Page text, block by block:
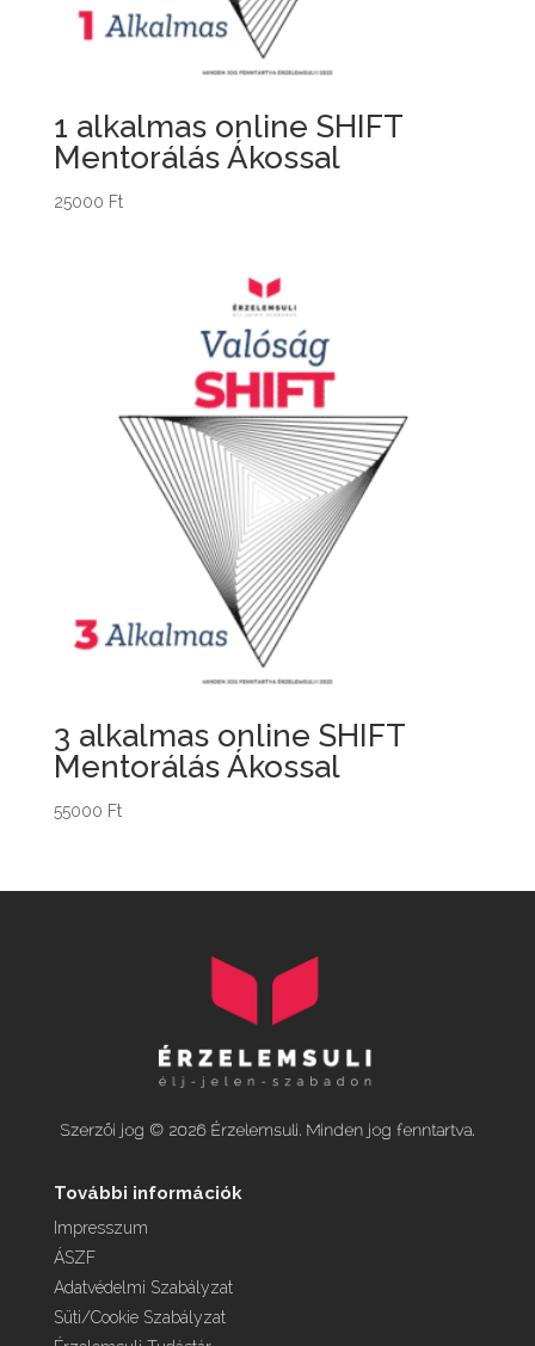
1 alkalmas online SHIFT
Mentorálás Ákossal
25000 Ft
3 alkalmas online SHIFT
Mentorálás Ákossal
55000 Ft
Szerzői jog © 2026 Érzelemsuli. Minden jog fenntartva.
További információk
Impresszum
ÁSZF
Adatvédelmi Szabályzat
Süti/Cookie Szabályzat